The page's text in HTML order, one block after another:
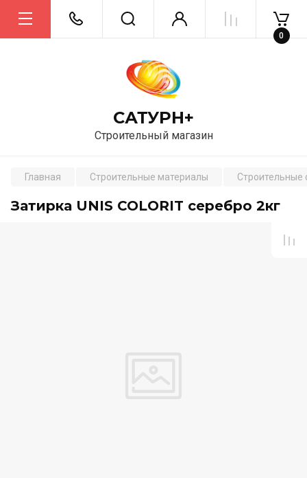
САТУРН+
Строительный магазин
0
Главная Строительные материалы Строительные
Затирка UNIS COLORIT серебро 2кг